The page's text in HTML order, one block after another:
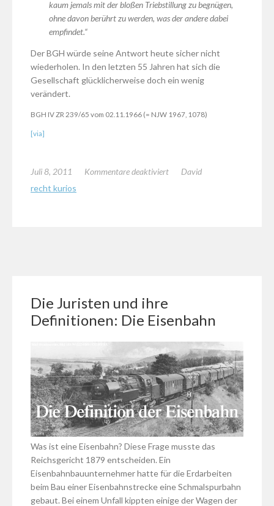
kaum jemals mit der bloßen Triebstillung zu begnügen,
ohne davon berührt zu werden, was der andere dabei
empfindet.“
Der BGH würde seine Antwort heute sicher nicht
wiederholen. In den letzten 55 Jahren hat sich die
Gesellschaft glücklicherweise doch ein wenig
verändert.
BGH IV ZR 239/65 vom 02.11.1966 (= NJW 1967, 1078)
[via]
Juli 8, 2011 Kommentare deaktiviertfür
David
recht kurios
Die Juristen und ihre
Definitionen: Die Eisenbahn
Was ist eine Eisenbahn? Diese Frage musste das
Reichsgericht 1879 entscheiden. Ein
Eisenbahnbauunternehmer hatte für die Erdarbeiten
beim Bau einer Eisenbahnstrecke eine Schmalspurbahn
gebaut. Bei einem Unfall kippten einige der Wagen der